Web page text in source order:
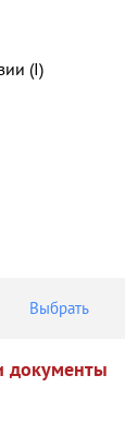
(I)
Выбрать
документы